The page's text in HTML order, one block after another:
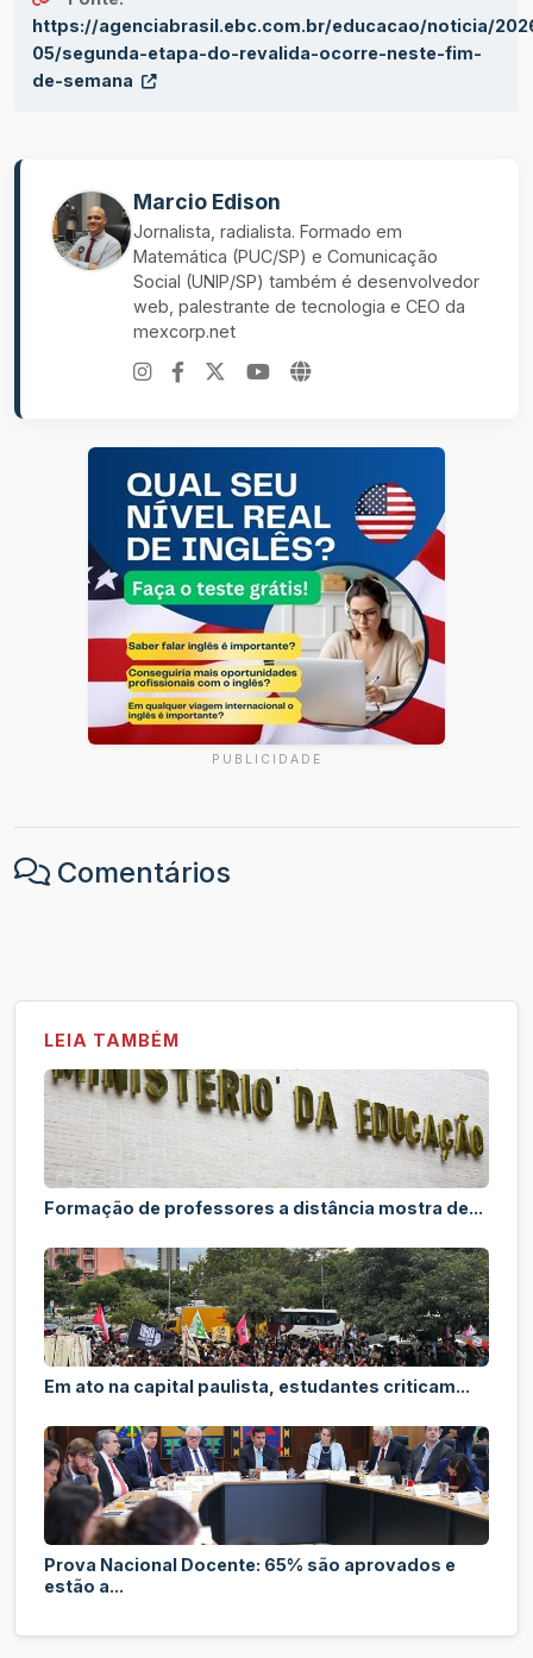
https://agenciabrasil.ebc.com.br/educacao/noticia/
05/segunda-etapa-do-revalida-ocorre-neste-fim-
de-semana
Marcio Edison
Jornalista, radialista. Formado em
Matemática (PUC/SP) e Comunicação
Social (UNIP/SP) também é desenvolvedor
web, palestrante de tecnologia e CEO da
mexcorp.net
PUBLICIDADE
Comentários
LEIA TAMBÉM
Formação de professores a distância mostra de...
Em ato na capital paulista, estudantes criticam...
Prova Nacional Docente: 65% são aprovados e
estão a...